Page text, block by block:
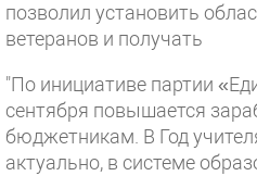
позволил установить
ветеранов и получать
"По инициативе партии
сентября повышается
бюджетникам. В Год
актуально, в системе